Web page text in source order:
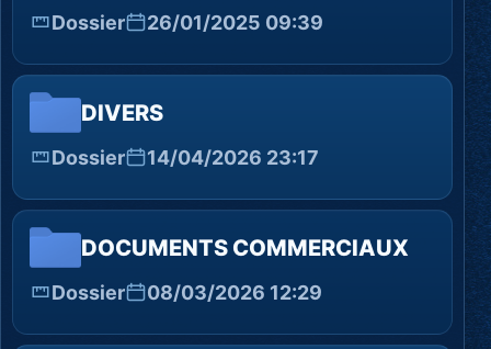
Dossier 26/01/2025 09:39
DIVERS
Dossier 14/04/2026 23:17
DOCUMENTS COMMERCIAUX
Dossier 08/03/2026 12:29